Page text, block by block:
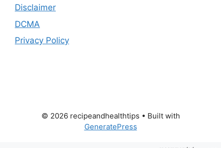
Disclaimer
DCMA
Privacy Policy
© 2026 recipeandhealthtips • Built with
GeneratePress